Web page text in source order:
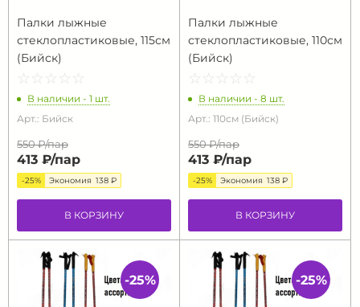
Палки лыжные
стеклопластиковые, 115см
(Бийск)
☆ ☆ ☆ ☆ ☆
★ ★ ★ ★ ★
В наличии - 1 шт.
Арт.: Бийск
550 ₽/пар
413 ₽/пар
-25% Экономия 138 ₽
В КОРЗИНУ
Палки лыжные
стеклопластиковые, 110см
(Бийск)
☆ ☆ ☆ ☆ ☆
★ ★ ★ ★ ★
В наличии - 8 шт.
Арт.: 110см (Бийск)
550 ₽/пар
413 ₽/пар
-25% Экономия 138 ₽
В КОРЗИНУ
-25% -25%